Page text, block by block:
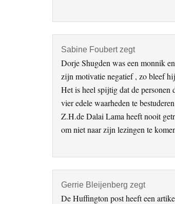
Sabine Foubert zegt
Dorje Shugden was een monnik
zijn motivatie negatief , zo bleef
Het is heel spijtig dat de personen
vier edele waarheden te
Z.H.de Dalai Lama heeft nooit
om niet naar zijn lezingen te
Gerrie Bleijenberg zegt
De Huffington post heeft een